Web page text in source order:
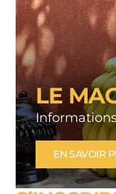
LE
EN SAVOIR